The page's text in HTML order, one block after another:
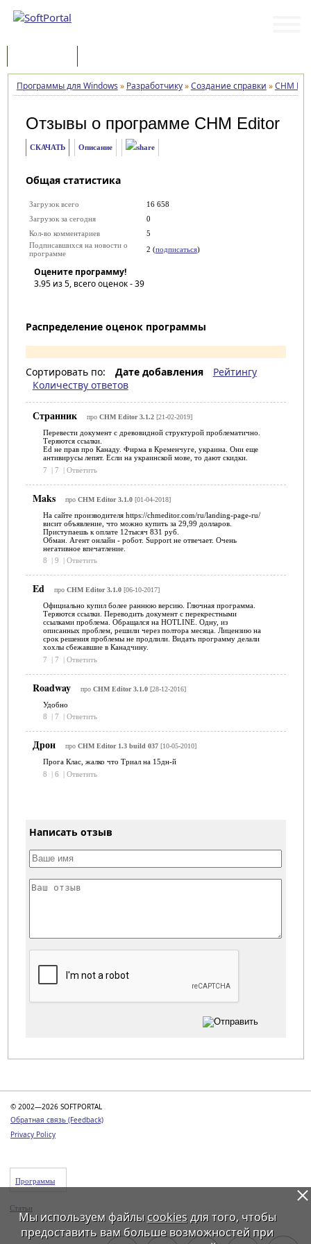
Программы для Windows » Разработчику»Создание справки »CHM
Отзывы о программе CHM Editor
СКАЧАТЬ Описание
Общая статистика
Загрузок всего
16 658
Загрузок за сегодня
0
Кол-во комментариев
5
Подписавшихся на новости о
программе
2 (подписаться)
Оцените программу!
3.95из 5, всего оценок -39
Распределение оценок программы
Сортировать по: Дате добавления
Рейтингу
Количеству ответов
Странник про CHM Editor 3.1.2[21-02-2019]
Перевести документ с древовидной структурой проблематично.
Теряются ссылки.
Ed не прав про Канаду. Фирма в Кременчуге, украина. Они еще
антивирусы лепят. Если на украинской мове, то дают скидки.
7
| 7 | Ответить
Maks про CHM Editor 3.1.0[01-04-2018]
На сайте производителя https://chmeditor.com/ru/landing-page-ru/
висит объявление, что можно купить за 29,99 долларов.
Приступаешь к оплате 12тысяч 831 руб.
Обман. Агент онлайн - робот. Support не отвечает. Очень
негативное впечатление.
8
| 9 | Ответить
Ed про CHM Editor 3.1.0[06-10-2017]
Официально купил более раннюю версию. Глючная программа.
Теряются ссылки. Переводить документ с перекрестными
ссылками проблема. Обращался на HOTLINE. Одну, из
описанных проблем, решили через полтора месяца. Лицензию на
срок решения проблемы не продлили. Видать программу делали
хохлы сбежавшие в Канадчину.
7
| 7 | Ответить
Roadway про CHM Editor 3.1.0[28-12-2016]
Удобно
8
| 7 | Ответить
Дрон про CHM Editor 1.3 build 037[10-05-2010]
Прога Клас, жалко что Триал на 15дн-й
8
| 6 | Ответить
Написать отзыв
© 2002—2026 SOFTPORTAL
Обратная связь (Feedback)
Privacy Policy
Программы
Статьи
Мы используем файлы cookiesдля того, чтобы
предоставить вам больше возможностей при